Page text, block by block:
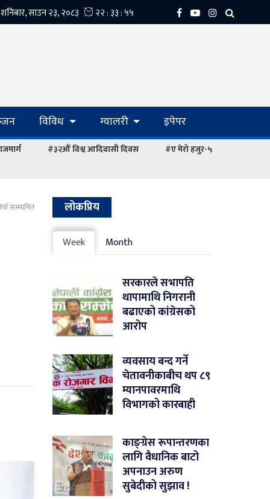
विविध ग्यालरी इपेपर
#३२औं विश्व आदिवासी दिवस #ए मेरो हजुर-५
सम्मानित लोकप्रिय
Week Month
सरकारले सभापति
थापामाथि निगरानी
बढाएको कांग्रेसको
आरोप
व्यवसाय बन्द गर्ने
चेतावनीकाबीच थप ८९
म्यानपावरमाथि
विभागको कारबाही
काङ्ग्रेस रूपान्तरणका
लागि वैधानिक बाटो
अपनाउन अरुण
सुबेदीको सुझाव !